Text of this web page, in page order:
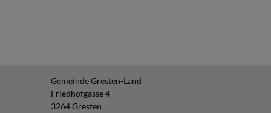
Gemeinde Gresten-Land
Friedhofgasse 4
3264 Gresten